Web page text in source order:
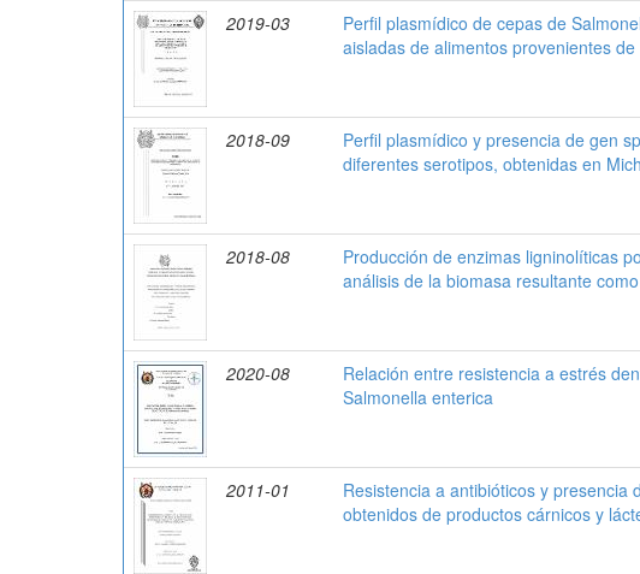
2019-03
Perfil plasmídico de cepas de
aisladas de alimentos provenientes
2018-09
Perfil plasmídico y presencia de gen
diferentes serotipos, obtenidas en
2018-08
Producción de enzimas ligninolíticas
análisis de la biomasa resultante
2020-08
Relación entre resistencia a estrés
Salmonella enterica
2011-01
Resistencia a antibióticos y
obtenidos de productos cárnicos y